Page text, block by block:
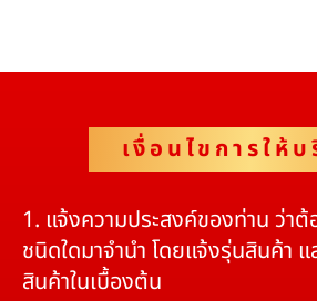
เงื่อนไขการให้บ
1. แจ้งความประสงค์ของท่าน ว่าต้
ชนิดใดมาจำนำ โดยแจ้งรุ่นสินค้า แ
สินค้าในเบื้องต้น